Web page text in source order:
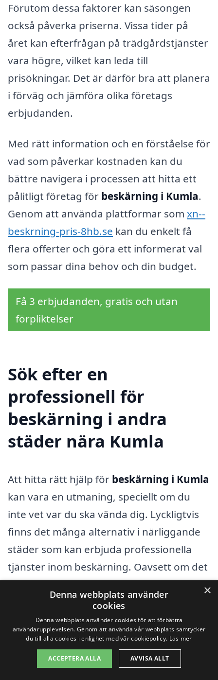
Förutom dessa faktorer kan säsongen
också påverka priserna. Vissa tider på
året kan efterfrågan på trädgårdstjänster
vara högre, vilket kan leda till
prisökningar. Det är därför bra att planera
i förväg och jämföra olika företags
erbjudanden.
Med rätt information och en förståelse för
vad som påverkar kostnaden kan du
bättre navigera i processen att hitta ett
pålitligt företag för beskärning i Kumla.
Genom att använda plattformar som xn--
beskrning-pris-8hb.se kan du enkelt få
flera offerter och göra ett informerat val
som passar dina behov och din budget.
Få 3 erbjudanden, gratis och utan
förpliktelser
Sök efter en
professionell för
beskärning i andra
städer nära Kumla
Att hitta rätt hjälp för beskärning i Kumla
kan vara en utmaning, speciellt om du
inte vet var du ska vända dig. Lyckligtvis
finns det många alternativ i närliggande
städer som kan erbjuda professionella
tjänster inom beskärning. Oavsett om det
handlar om träd, buskar eller andra
växter, kan ett erfaret företag hjälpa dig
att uppnå det resultat du önskar. Här är
några av de städer som ligger nära Kumla
där du kan hitta specialister på
beskärning:
×
Denna webbplats använder
cookies
Denna webbplats använder cookies för att förbättra
användarupplevelsen. Genom att använda vår webbplats samtycker
du till alla cookies i enlighet med vår cookiepolicy. Läs mer
ACCEPTERA ALLA AVVISA ALLT